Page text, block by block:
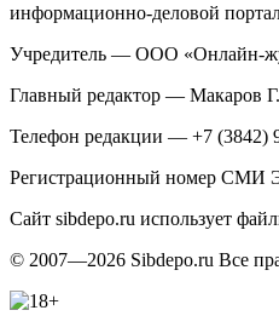
информационно-деловой
Учредитель — ООО «Онлайн-
Главный редактор — Макаров
Телефон редакции — +7 (3842)
Регистрационный номер СМИ
Сайт sibdepo.ru использует
© 2007—2026 Sibdepo.ru Все